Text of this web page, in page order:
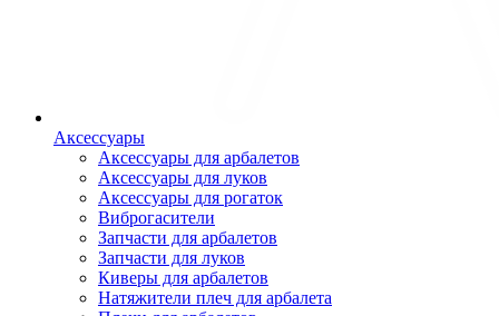
Аксессуары
Аксессуары для арбалетов
Аксессуары для луков
Аксессуары для рогаток
Виброгасители
Запчасти для арбалетов
Запчасти для луков
Киверы для арбалетов
Натяжители плеч для арбалета